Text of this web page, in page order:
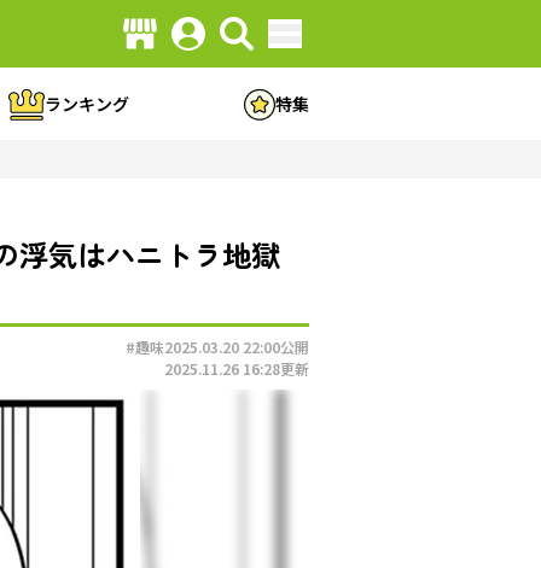
ランキング 特集
浮気はハニトラ地獄
#趣味2025.03.20 22:00公開
2025.11.26 16:28更新